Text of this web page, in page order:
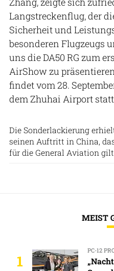
Langstreckenflug, der
Sicherheit und
besonderen Flugzeugs
uns die DA50 RG zum
AirShow zu
findet vom 28.
dem Zhuhai Airport
Die Sonderlackierung
seinen Auftritt in China,
für die General Aviation
MEIST
1
PC-12